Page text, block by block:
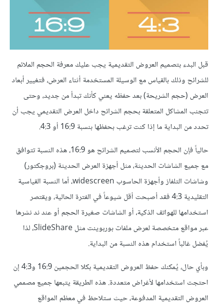
قبل البدء بتصميم العروض التقديمية يجب عليك معرفة الحجم الملائم
للشرائح وذلك بالقياس مع الوسيلة المستخدمة أثناء العرض، فتغيير أبعاد
العرض (حجم الشريحة) بعد حفظه يعني كأنك تبدأ من جديد، وحتى
تتجنب المشاكل المتعلقة بحجم الشرائح داخل العرض التقديمي يجب أن
تحدد من البداية ما إذا كنت ترغب بحفظها بنسبة 16:9 أو 4:3.
حالياً فإن الحجم الأنسب لتصميم الشرائح هو 16:9، هذه النسبة تتوافق
مع جميع الشاشات الحديثة، مثل أجهزة العرض الحديثة (بروجكتور)
وشاشات التلفاز وأجهزة الحاسوب widescreen، أما النسبة القياسية
التقليدية 4:3 فقد أصبحت أقل شيوعاً في الفترة الحالية، ويقتصر
استخدامها للهواتف الذكية، أو الشاشات صغيرة الحجم أو عند ند نشرها
عبر مواقع متخصصة لعرض ملفات بوربوينت مثل SlideShare، لذا
يُفضل غالباً استخدام هذه النسبة من البداية.
وبأي حال، يُمكنك حفظ العروض التقديمية بكلا الحجمين 16:9 و4:3 إن
احتجت استخدامها لأغراض متعددة. هذه الطريقة يتبعها جميع مصممي
العروض التقديمية المدفوعة، حيث ستلاحظ في معظم المواقع